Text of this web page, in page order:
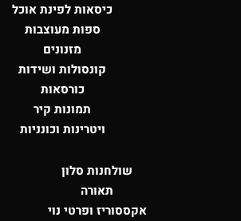
כיסאות לפינת אוכל
ספות מעוצבות
מזנונים
קונסולות ושידות
כורסאות
תמונות קיר
ויטרינות וכונניות
שולחנות סלון
תאורה
אקססוריז ופרטי נוי